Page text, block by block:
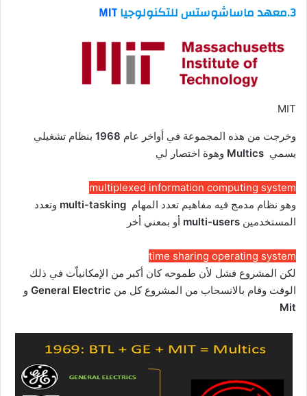
3.معهد ماساشوستس للتكنولوجيا MIT
MIT
وخرجت من هذه المجموعة في أواخر عام 1968 بنظام تشغيلي
يسمي Multics وهوة اختصار لي
multiplexed information computing system
وهو نظام مدمج فيه مفاهيم تعدد المهام
وتعدد
المستخدمين multi-users أو بمعني أخر
time sharing operating system
لكن المشروع فشل لأن طموحه كان أكبر من الإمكانياّت في ذلك
الوقت وقام بالانسحاب من المشروع كل من General Electric و
Mit